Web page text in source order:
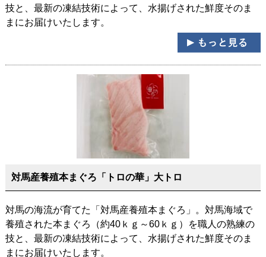
技と、最新の凍結技術によって、水揚げされた鮮度そのま
まにお届けいたします。
対馬産養殖本まぐろ「トロの華」大トロ
対馬の海流が育てた「対馬産養殖本まぐろ」。対馬海域で
養殖された本まぐろ（約40ｋｇ～60ｋｇ）を職人の熟練の
技と、最新の凍結技術によって、水揚げされた鮮度そのま
まにお届けいたします。